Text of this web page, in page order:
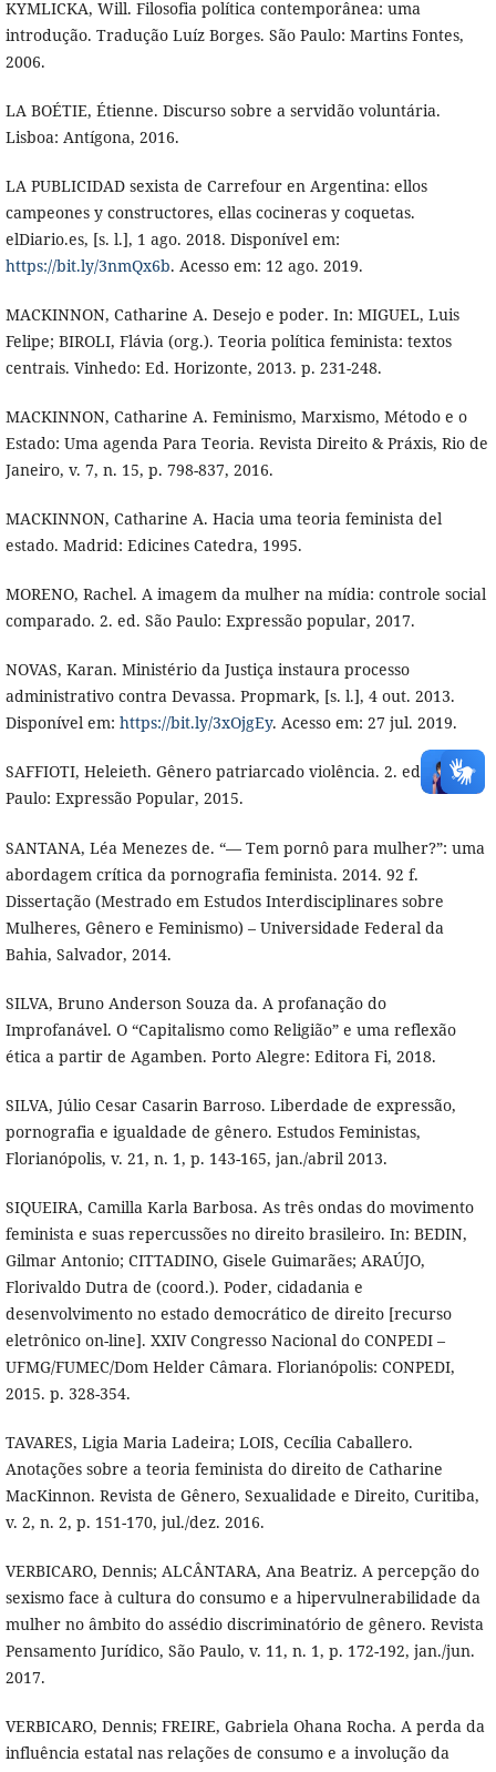
KYMLICKA, Will. Filosofia política contemporânea: uma
introdução. Tradução Luíz Borges. São Paulo: Martins Fontes,
2006.
LA BOÉTIE, Étienne. Discurso sobre a servidão voluntária.
Lisboa: Antígona, 2016.
LA PUBLICIDAD sexista de Carrefour en Argentina: ellos
campeones y constructores, ellas cocineras y coquetas.
elDiario.es, [s. l.], 1 ago. 2018. Disponível em:
https://bit.ly/3nmQx6b. Acesso em: 12 ago. 2019.
MACKINNON, Catharine A. Desejo e poder. In: MIGUEL, Luis
Felipe; BIROLI, Flávia (org.). Teoria política feminista: textos
centrais. Vinhedo: Ed. Horizonte, 2013. p. 231-248.
MACKINNON, Catharine A. Feminismo, Marxismo, Método e o
Estado: Uma agenda Para Teoria. Revista Direito & Práxis, Rio de
Janeiro, v. 7, n. 15, p. 798-837, 2016.
MACKINNON, Catharine A. Hacia uma teoria feminista del
estado. Madrid: Edicines Catedra, 1995.
MORENO, Rachel. A imagem da mulher na mídia: controle social
comparado. 2. ed. São Paulo: Expressão popular, 2017.
NOVAS, Karan. Ministério da Justiça instaura processo
administrativo contra Devassa. Propmark, [s. l.], 4 out. 2013.
Disponível em: https://bit.ly/3xOjgEy. Acesso em: 27 jul. 2019.
SAFFIOTI, Heleieth. Gênero patriarcado violência. 2. ed. São
Paulo: Expressão Popular, 2015.
SANTANA, Léa Menezes de. “— Tem pornô para mulher?”: uma
abordagem crítica da pornografia feminista. 2014. 92 f.
Dissertação (Mestrado em Estudos Interdisciplinares sobre
Mulheres, Gênero e Feminismo) – Universidade Federal da
Bahia, Salvador, 2014.
SILVA, Bruno Anderson Souza da. A profanação do
Improfanável. O “Capitalismo como Religião” e uma reflexão
ética a partir de Agamben. Porto Alegre: Editora Fi, 2018.
SILVA, Júlio Cesar Casarin Barroso. Liberdade de expressão,
pornografia e igualdade de gênero. Estudos Feministas,
Florianópolis, v. 21, n. 1, p. 143-165, jan./abril 2013.
SIQUEIRA, Camilla Karla Barbosa. As três ondas do movimento
feminista e suas repercussões no direito brasileiro. In: BEDIN,
Gilmar Antonio; CITTADINO, Gisele Guimarães; ARAÚJO,
Florivaldo Dutra de (coord.). Poder, cidadania e
desenvolvimento no estado democrático de direito [recurso
eletrônico on-line]. XXIV Congresso Nacional do CONPEDI –
UFMG/FUMEC/Dom Helder Câmara. Florianópolis: CONPEDI,
2015. p. 328-354.
TAVARES, Ligia Maria Ladeira; LOIS, Cecília Caballero.
Anotações sobre a teoria feminista do direito de Catharine
MacKinnon. Revista de Gênero, Sexualidade e Direito, Curitiba,
v. 2, n. 2, p. 151-170, jul./dez. 2016.
VERBICARO, Dennis; ALCÂNTARA, Ana Beatriz. A percepção do
sexismo face à cultura do consumo e a hipervulnerabilidade da
mulher no âmbito do assédio discriminatório de gênero. Revista
Pensamento Jurídico, São Paulo, v. 11, n. 1, p. 172-192, jan./jun.
2017.
VERBICARO, Dennis; FREIRE, Gabriela Ohana Rocha. A perda da
influência estatal nas relações de consumo e a involução da